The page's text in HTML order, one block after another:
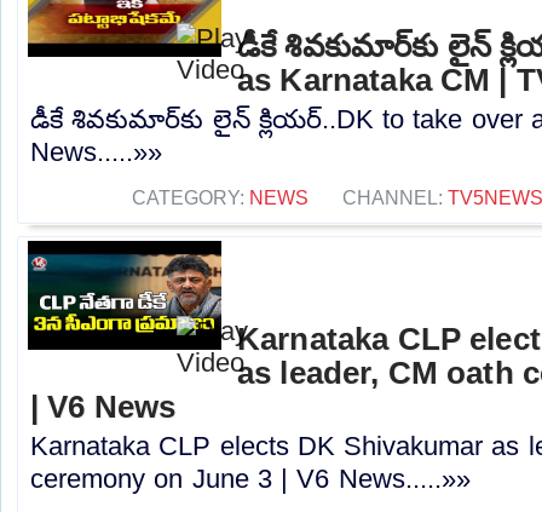
డీకే శివకుమార్‌కు లైన్
as Karnataka CM |
డీకే శివకుమార్‌కు లైన్ క్లియర్..DK to take over
News.....»»
CATEGORY: NEWS CHANNEL: TV5NEWS
Karnataka CLP
as leader, CM oath
| V6 News
Karnataka CLP elects DK Shivakumar as
ceremony on June 3 | V6 News.....»»